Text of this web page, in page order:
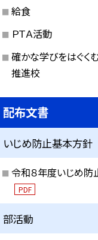
給食
ＰＴＡ活動
確かな学びをはぐく
推進校
配布文書
いじめ防止基本方針
令和８年度いじめ
PDF
部活動